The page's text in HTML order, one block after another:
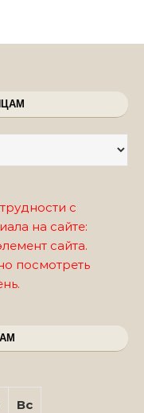
с
на сайте:
сайта.
посмотреть
Вс